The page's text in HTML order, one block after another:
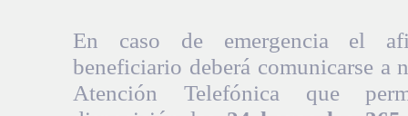
En caso de emergencia el
beneficiario deberá comunicarse a
Atención Telefónica que